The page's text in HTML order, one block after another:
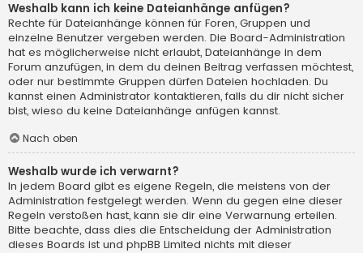
Weshalb kann ich keine Dateianhänge anfügen?
Rechte für Dateianhänge können für Foren, Gruppen und
einzelne Benutzer vergeben werden. Die Board-Administration
hat es möglicherweise nicht erlaubt, Dateianhänge in dem
Forum anzufügen, in dem du deinen Beitrag verfassen möchtest,
oder nur bestimmte Gruppen dürfen Dateien hochladen. Du
kannst einen Administrator kontaktieren, falls du dir nicht sicher
bist, wieso du keine Dateianhänge anfügen kannst.
Nach oben
Weshalb wurde ich verwarnt?
In jedem Board gibt es eigene Regeln, die meistens von der
Administration festgelegt werden. Wenn du gegen eine dieser
Regeln verstoßen hast, kann sie dir eine Verwarnung erteilen.
Bitte beachte, dass dies die Entscheidung der Administration
dieses Boards ist und phpBB Limited nichts mit dieser